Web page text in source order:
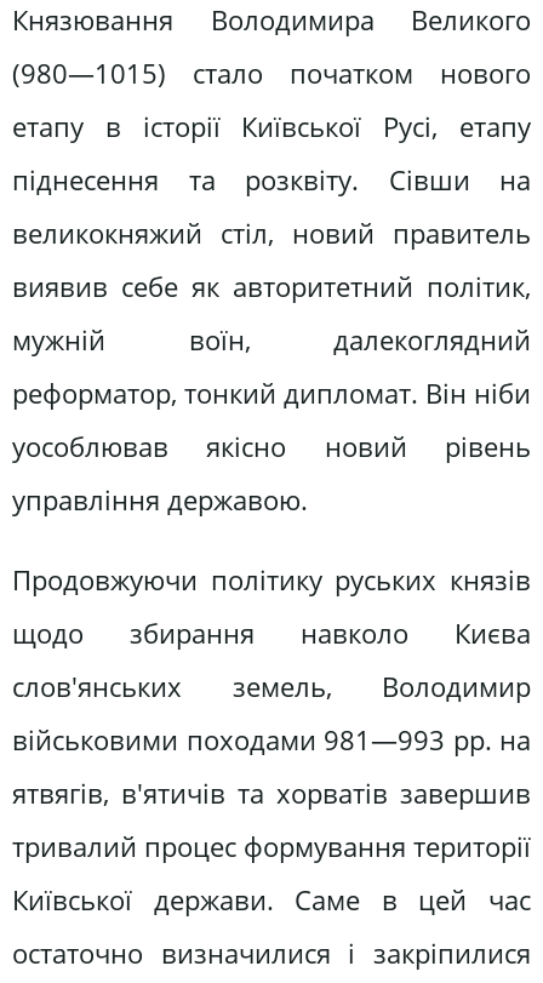
Князювання Володимира Великого
(980—1015) стало початком нового
етапу в історії Київської Русі, етапу
піднесення та розквіту. Сівши на
великокняжий стіл, новий правитель
виявив себе як авторитетний політик,
мужній воїн, далекоглядний
реформатор, тонкий дипломат. Він ніби
уособлював якісно новий рівень
управління державою.
Продовжуючи політику руських князів
щодо збирання навколо Києва
слов'янських земель, Володимир
військовими походами 981—993 pp. на
ятвягів, в'ятичів та хорватів завершив
тривалий процес формування території
Київської держави. Саме в цей час
остаточно визначилися і закріпилися